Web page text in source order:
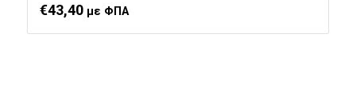
€43,40 με ΦΠΑ